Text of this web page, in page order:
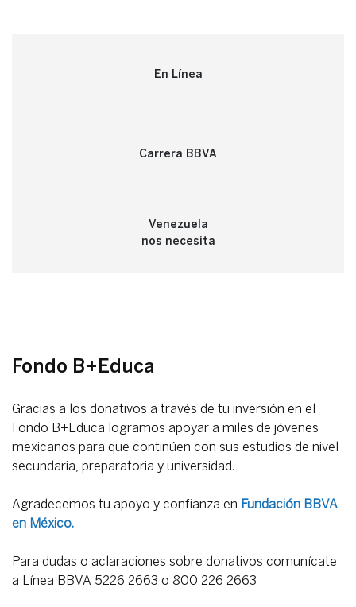
En Línea
Carrera BBVA
Venezuela
nos necesita
Fondo B+Educa
Gracias a los donativos a través de tu inversión en el
Fondo B+Educa logramos apoyar a miles de jóvenes
mexicanos para que continúen con sus estudios de nivel
secundaria, preparatoria y universidad.
Agradecemos tu apoyo y confianza en Fundación BBVA
en México.
Para dudas o aclaraciones sobre donativos comunícate
a Línea BBVA 5226 2663 o 800 226 2663